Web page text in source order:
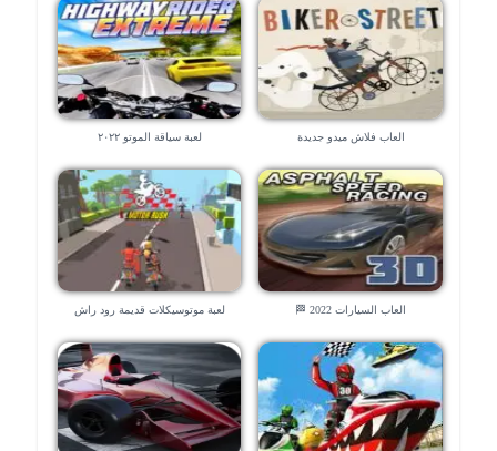
العاب فلاش ميدو جديدة لعبة سياقة الموتو ٢٠٢٢
العاب السيارات 2022 🏁 لعبة موتوسيكلات قديمة رود راش